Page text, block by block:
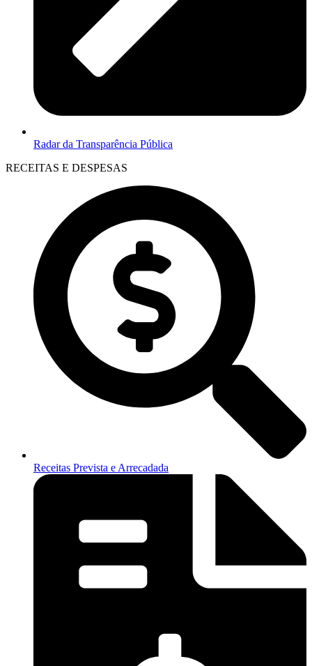
Radar da Transparência Pública
RECEITAS E DESPESAS
Receitas Prevista e Arrecadada